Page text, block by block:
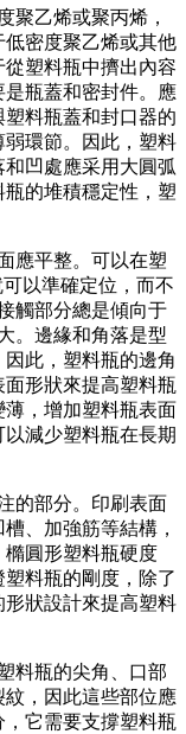
聚乙烯或聚丙烯，
密度聚乙烯或其他
塑料瓶中擠出內容
瓶蓋和密封件。應
料瓶蓋和封口器的
環節。因此，塑料
凹處應采用大圓弧
的堆積穩定性，塑
應平整。可以在塑
以準確定位，而不
觸部分總是傾向于
。邊緣和角落是型
此，塑料瓶的邊角
形狀來提高塑料瓶
，增加塑料瓶表面
減少塑料瓶在長期
的部分。印刷表面
、加強筋等結構，
圓形塑料瓶硬度
料瓶的剛度，除了
狀設計來提高塑料
料瓶的尖角、口部
，因此這些部位應
它需要支撐塑料瓶